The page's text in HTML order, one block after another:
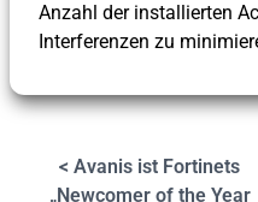
Anzahl der installierten
Interferenzen zu
< Avanis ist Fortinets
„Newcomer of the Year